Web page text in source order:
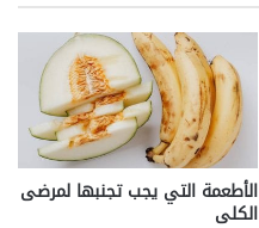
الأطعمة التي يجب تجنبها لمرضى
الكلى